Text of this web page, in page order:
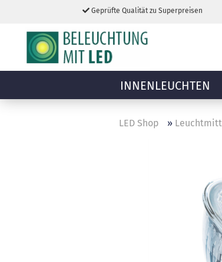
Geprüfte Qualität zu Superpreisen
INNENLEUCHTEN
LED Shop »